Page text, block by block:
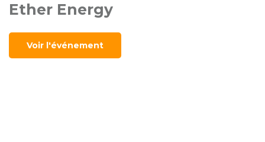
Ether Energy
Voir l'événement